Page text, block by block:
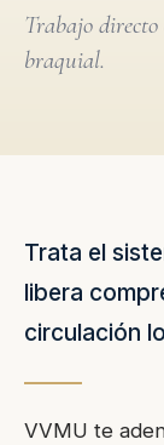
Trabajo
braquial.
Trata el
libera
circulación
VVMU te